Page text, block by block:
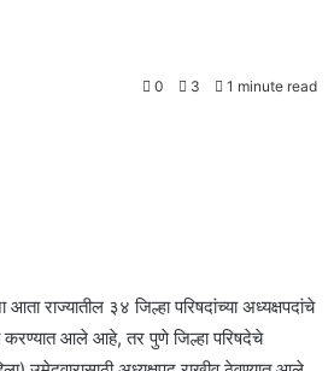
0 3 1 minute read
राज्यातील ३४ जिल्हा परिषदांच्या अध्यक्षपदांचे
करण्यात आले आहे, तर पुणे जिल्हा परिषदेचे